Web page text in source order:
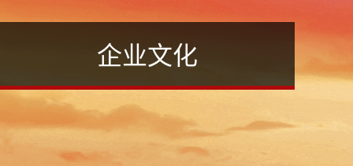
企业文化